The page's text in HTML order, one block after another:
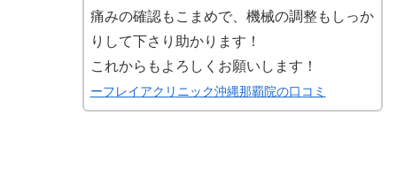
痛みの確認もこまめで、機械の調整もしっか
りして下さり助かります！
これからもよろしくお願いします！
ーフレイアクリニック沖縄那覇院の口コミ